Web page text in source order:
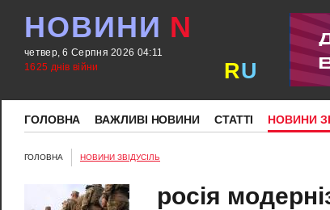
НОВИНИ N
четвер, 6 Серпня 2026 04:11
1625 днів війни
RU
ГОЛОВНА ВАЖЛИВІ НОВИНИ СТАТТІ НОВИНИ
ГОЛОВНА НОВИНИ ЗВІДУСІЛЬ
росія